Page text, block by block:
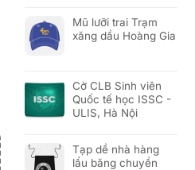
Mũ lưỡi trai Trạm
xăng dầu Hoàng Gia
Cờ CLB Sinh viên
Quốc tế học ISSC -
ULIS, Hà Nội
Tạp dề nhà hàng
lẩu băng chuyền